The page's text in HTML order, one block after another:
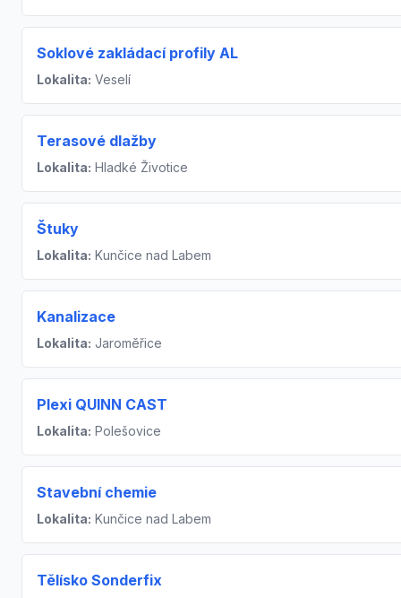
Soklové zakládací profily AL
Lokalita: Veselí
Terasové dlažby
Lokalita: Hladké Životice
Štuky
Lokalita: Kunčice nad Labem
Kanalizace
Lokalita: Jaroměřice
Plexi QUINN CAST
Lokalita: Polešovice
Stavební chemie
Lokalita: Kunčice nad Labem
Tělísko Sonderfix